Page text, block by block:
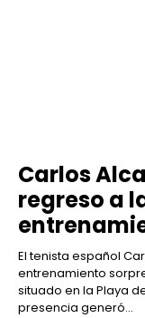
Carlos
regreso a
El tenista español
entrenamiento
situado en la Playa
presencia generó...